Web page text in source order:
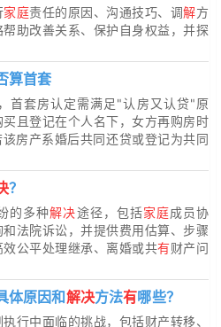
家庭责任的原因、沟通技巧、调解方
助改善关系、保护自身权益，并探
算首套
首套房认定需满足"认房又认贷"原
且登记在个人名下，女方再购房时
房产系婚后共同还贷或登记为共同
？
的多种解决途径，包括家庭成员协
法院诉讼，并提供费用估算、步骤
公平处理继承、离婚或共有财产问
体原因和解决方法有哪些？
行中面临的挑战，包括财产转移、